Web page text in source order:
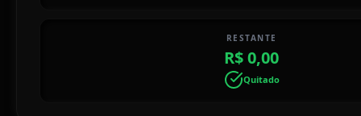
RESTANTE
R$ 0,00
Quitado